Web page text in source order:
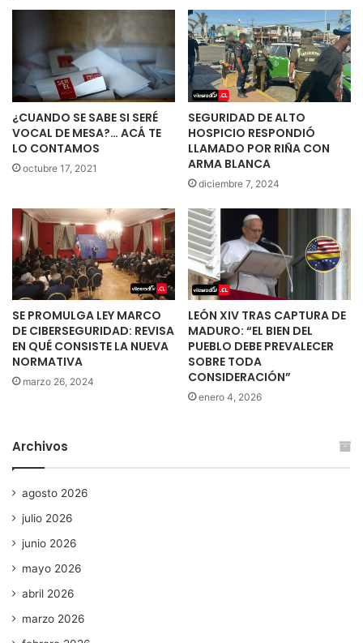
¿CUANDO SE SABE SI SERÉ
VOCAL DE MESA?… ACÁ TE
LO CONTAMOS
octubre 17, 2021
SEGURIDAD DE ALTO
HOSPICIO RESPONDIÓ
LLAMADO POR RIÑA CON
ARMA BLANCA
diciembre 7, 2024
SE PROMULGA LEY MARCO
DE CIBERSEGURIDAD: REVISA
EN QUÉ CONSISTE LA NUEVA
NORMATIVA
marzo 26, 2024
LEÓN XIV TRAS CAPTURA DE
MADURO: “EL BIEN DEL
PUEBLO DEBE PREVALECER
SOBRE TODA
CONSIDERACIÓN”
enero 4, 2026
Archivos
agosto 2026
julio 2026
junio 2026
mayo 2026
abril 2026
marzo 2026